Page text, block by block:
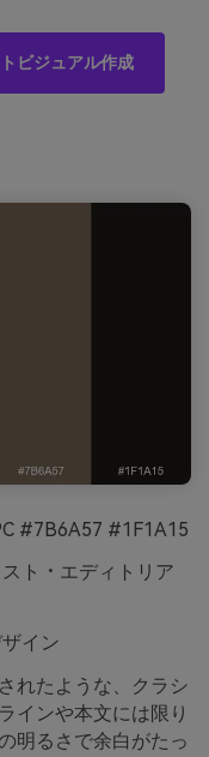
ビジュアル作成
#7B6A57 #1F1A15
ト・エディトリア
イン
れたような、クラシ
インや本文には限り
明るさで余白がたっ